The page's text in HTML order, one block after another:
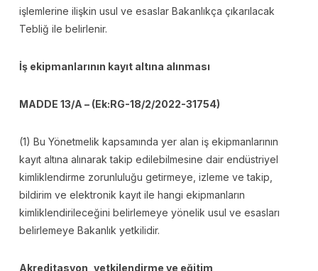
işlemlerine ilişkin usul ve esaslar Bakanlıkça çıkarılacak
Tebliğ ile belirlenir.
İş ekipmanlarının kayıt altına alınması
MADDE 13/A – (Ek:RG-18/2/2022-31754)
(1) Bu Yönetmelik kapsamında yer alan iş ekipmanlarının
kayıt altına alınarak takip edilebilmesine dair endüstriyel
kimliklendirme zorunluluğu getirmeye, izleme ve takip,
bildirim ve elektronik kayıt ile hangi ekipmanların
kimliklendirileceğini belirlemeye yönelik usul ve esasları
belirlemeye Bakanlık yetkilidir.
Akreditasyon, yetkilendirme ve eğitim